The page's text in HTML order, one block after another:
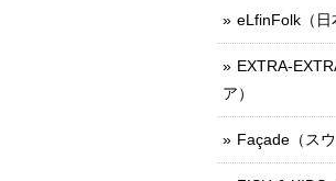
eLfinFolk（日
EXTRA-
ア）
Façade（スウ